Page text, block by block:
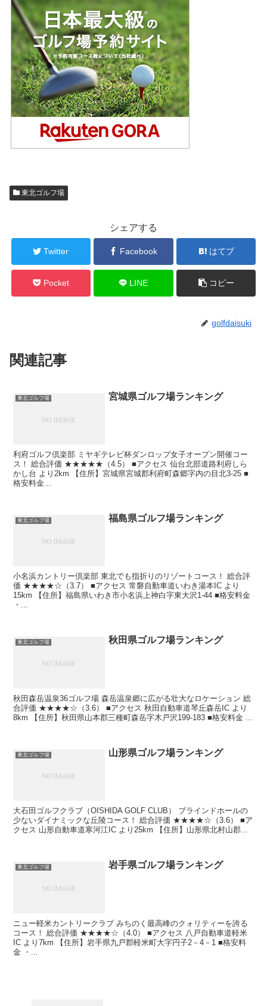
東北ゴルフ場
シェアする
Twitter Facebook はてブ
Pocket LINE コピー
golfdaisuki
関連記事
東北ゴルフ場 宮城県ゴルフ場ランキング
利府ゴルフ倶楽部 ミヤギテレビ杯ダンロップ女子オープン開催コー
ス！ 総合評価 ★★★★★（4.5） ■アクセス 仙台北部道路利府しら
かし台 より2km 【住所】宮城県宮城郡利府町森郷字内の目北3-25 ■
格安料金...
東北ゴルフ場 福島県ゴルフ場ランキング
小名浜カントリー倶楽部 東北でも指折りのリゾートコース！ 総合評
価 ★★★★☆（3.7） ■アクセス 常磐自動車道いわき湯本IC より
15km 【住所】福島県いわき市小名浜上神白字東大沢1-44 ■格安料金
・...
東北ゴルフ場 秋田県ゴルフ場ランキング
秋田森岳温泉36ゴルフ場 森岳温泉郷に広がる壮大なロケーション 総
合評価 ★★★★☆（3.6） ■アクセス 秋田自動車道琴丘森岳IC より
8km 【住所】秋田県山本郡三種町森岳字木戸沢199-183 ■格安料金 ...
東北ゴルフ場 山形県ゴルフ場ランキング
大石田ゴルフクラブ（OISHIDA GOLF CLUB） ブラインドホールの
少ないダイナミックな丘陵コース！ 総合評価 ★★★★☆（3.6） ■ア
クセス 山形自動車道寒河江IC より25km 【住所】山形県北村山郡...
東北ゴルフ場 岩手県ゴルフ場ランキング
ニュー軽米カントリークラブ みちのく最高峰のクォリティーを誇る
コース！ 総合評価 ★★★★☆（4.0） ■アクセス 八戸自動車道軽米
IC より7km 【住所】岩手県九戸郡軽米町大字円子2－4－1 ■格安料
金 ・...